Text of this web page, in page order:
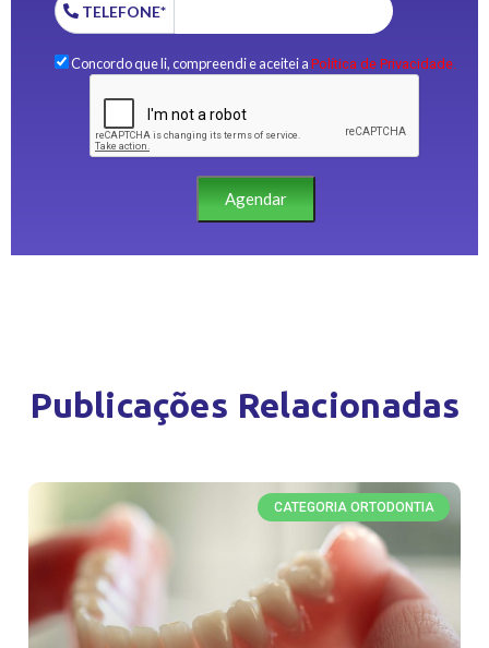
TELEFONE*
Concordo que li, compreendi e aceitei a Política de Privacidade.
Agendar
Publicações Relacionadas
CATEGORIA ORTODONTIA